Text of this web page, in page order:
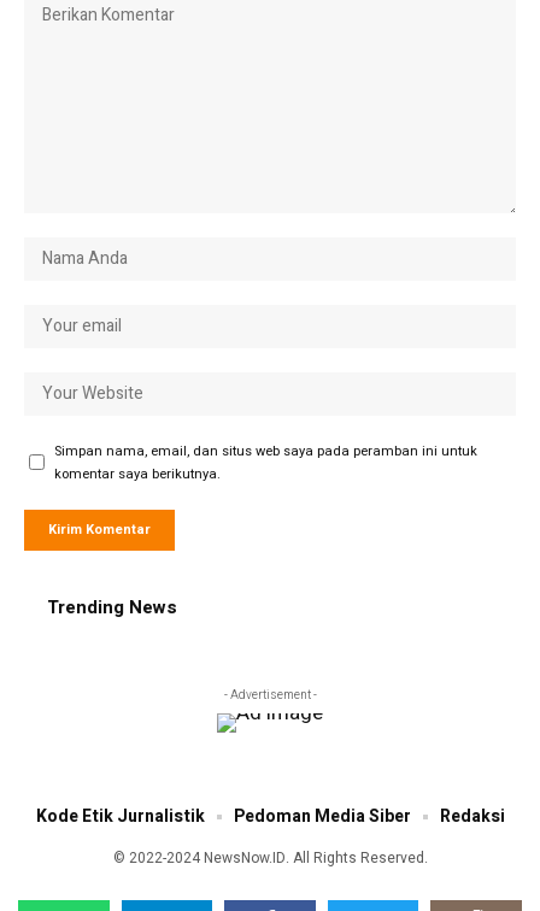
Simpan nama, email, dan situs web saya pada peramban ini untuk
komentar saya berikutnya.
Trending News
- Advertisement -
© 2022-2024 NewsNow.ID. All Rights Reserved.
Kode Etik Jurnalistik Pedoman Media Siber Redaksi